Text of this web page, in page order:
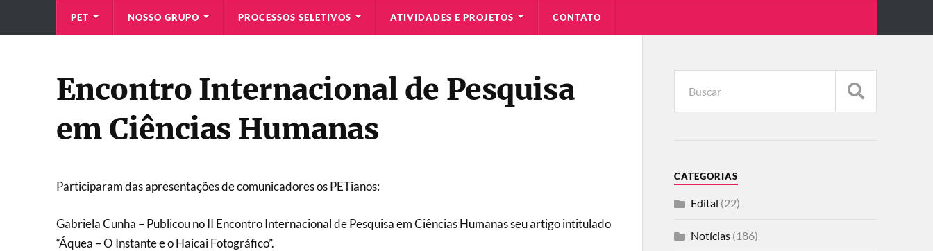
PET NOSSO GRUPO PROCESSOS SELETIVOS ATIVIDADES E PROJETOS CONTATO
Encontro Internacional de Pesquisa
em Ciências Humanas
Participaram das apresentações de comunicadores os PETianos:
Gabriela Cunha –Publicou no II Encontro Internacional de Pesquisa em Ciências Humanas seu artigo intitulado
“Áquea – O Instante e o Haicai Fotográfico”.
CATEGORIAS
Edital (22)
Notícias(186)